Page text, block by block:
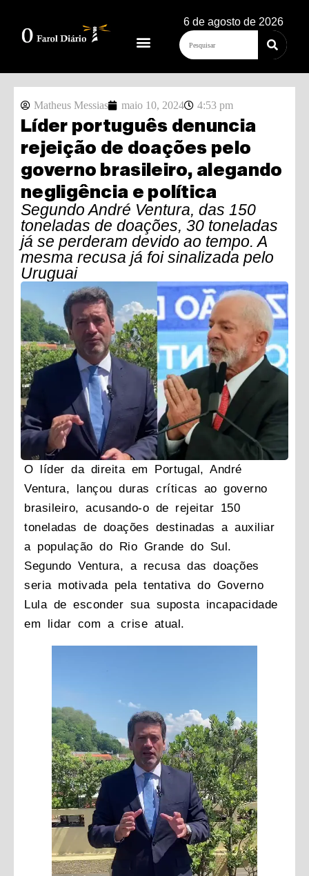
6 de agosto de 2026
Matheus Messias maio 10, 2024 4:53 pm
Líder português denuncia
rejeição de doações pelo
governo brasileiro, alegando
negligência e política
Segundo André Ventura, das 150
toneladas de doações, 30 toneladas
já se perderam devido ao tempo. A
mesma recusa já foi sinalizada pelo
Uruguai
O líder da direita em Portugal, André
Ventura, lançou duras críticas ao governo
brasileiro, acusando-o de rejeitar 150
toneladas de doações destinadas a auxiliar
a população do Rio Grande do Sul.
Segundo Ventura, a recusa das doações
seria motivada pela tentativa do Governo
Lula de esconder sua suposta incapacidade
em lidar com a crise atual.